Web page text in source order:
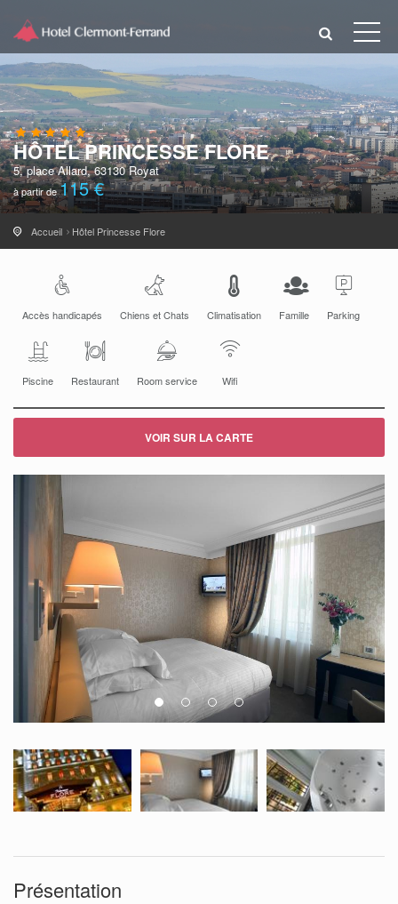
HÔTEL PRINCESSE FLORE
5, place Allard, 63130 Royat
à partir de115 €
Accueil Hôtel Princesse Flore
Accès handicapés Chiens et Chats Climatisation Famille Parking
Piscine Restaurant Room service Wifi
VOIR SUR LA CARTE
Présentation